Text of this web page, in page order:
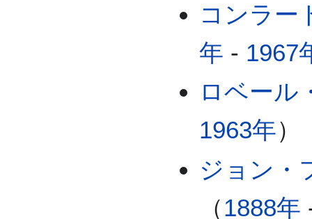
コンラー
年 - 1967
ロベール
1963年）
ジョン・
（1888年